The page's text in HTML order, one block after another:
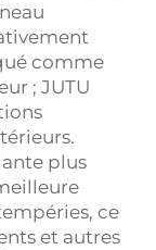
comme
; JUTU
plus
ce
et autres